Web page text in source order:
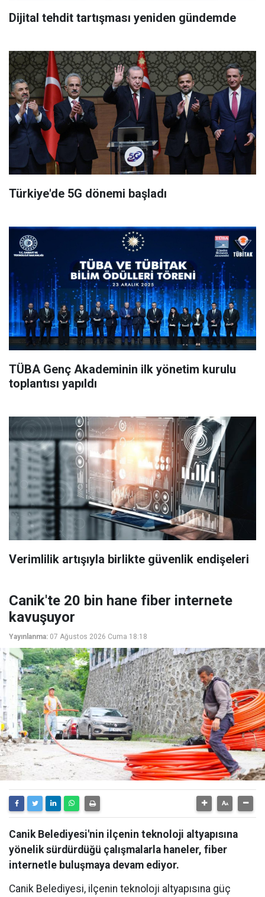
Dijital tehdit tartışması yeniden gündemde
Türkiye'de 5G dönemi başladı
TÜBA Genç Akademinin ilk yönetim kurulu
toplantısı yapıldı
Verimlilik artışıyla birlikte güvenlik endişeleri
Canik'te 20 bin hane fiber internete
kavuşuyor
Yayınlanma: 07 Ağustos 2026 Cuma 18:18
Canik Belediyesi'nin ilçenin teknoloji altyapısına
yönelik sürdürdüğü çalışmalarla haneler, fiber
internetle buluşmaya devam ediyor.
Canik Belediyesi, ilçenin teknoloji altyapısına güç